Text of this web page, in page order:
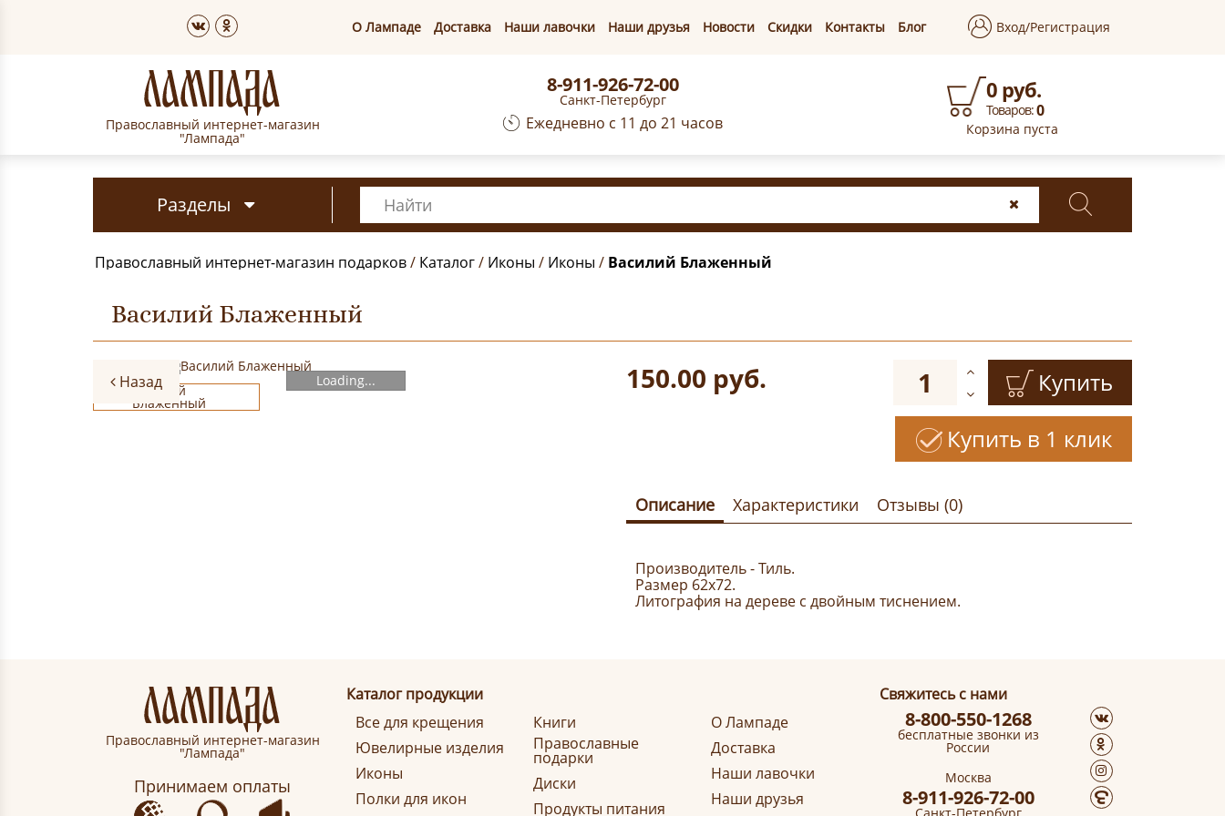
О Лампаде Доставка Наши лавочки Наши друзья Новости Скидки Контакты Блог Вход/Регистрация
Православный интернет-магазин
"Лампада"
8-911-926-72-00
Санкт-Петербург
Ежедневно с 11 до 21 часов
0 руб.
Товаров:0
Корзина пуста
Разделы
Православный интернет-магазин подарков/ Каталог/ Иконы / Иконы / Василий Блаженный
Василий Блаженный
Loading...
Назад 150.00 руб.
Купить
Купить в 1 клик
Описание Характеристики Отзывы (0)
Производитель - Тиль.
Размер 62х72.
Литография на дереве с двойным тиснением.
Православный интернет-магазин
"Лампада"
Принимаем оплаты
Каталог продукции
Все для крещения
Ювелирные изделия
Иконы
Полки для икон
Книги
Православные
подарки
Диски
Продукты питания
О Лампаде
Доставка
Наши лавочки
Наши друзья
Свяжитесь с нами
8-800-550-1268
бесплатные звонки из
России
Москва
8-911-926-72-00